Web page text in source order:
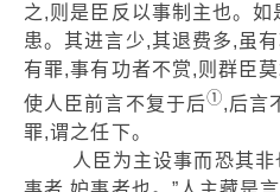
之,则是臣反以事制主也。
患。其进言少,其退费多,虽
有罪,事有功者不赏,则群臣
使人臣前言不复于后①,后言
罪,谓之任下。
人臣为主设事而恐其非